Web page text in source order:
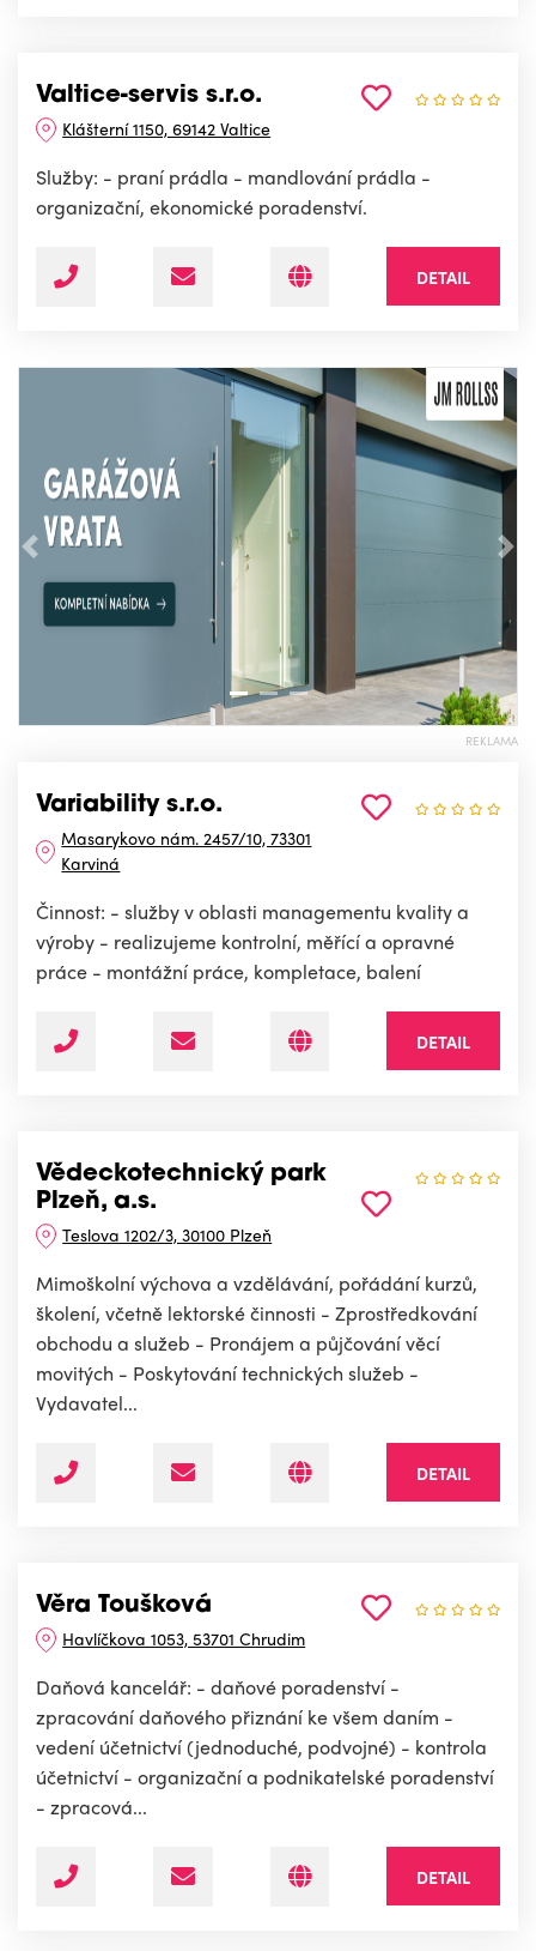
Valtice-servis s.r.o.
Klášterní 1150, 69142 Valtice
Služby: - praní prádla - mandlování prádla -
organizační, ekonomické poradenství.
DETAIL
Předchozí
REKLAMA
Variability s.r.o.
Masarykovo nám. 2457/10, 73301
Karviná
Činnost: - služby v oblasti managementu kvality a
výroby - realizujeme kontrolní, měřící a opravné
práce - montážní práce, kompletace, balení
DETAIL
Vědeckotechnický park
Plzeň, a.s.
Teslova 1202/3, 30100 Plzeň
Mimoškolní výchova a vzdělávání, pořádání kurzů,
školení, včetně lektorské činnosti - Zprostředkování
obchodu a služeb - Pronájem a půjčování věcí
movitých - Poskytování technických služeb -
Vydavatel...
DETAIL
Věra Toušková
Havlíčkova 1053, 53701 Chrudim
Daňová kancelář: - daňové poradenství -
zpracování daňového přiznání ke všem daním -
vedení účetnictví (jednoduché, podvojné) - kontrola
účetnictví - organizační a podnikatelské poradenství
- zpracová...
DETAIL